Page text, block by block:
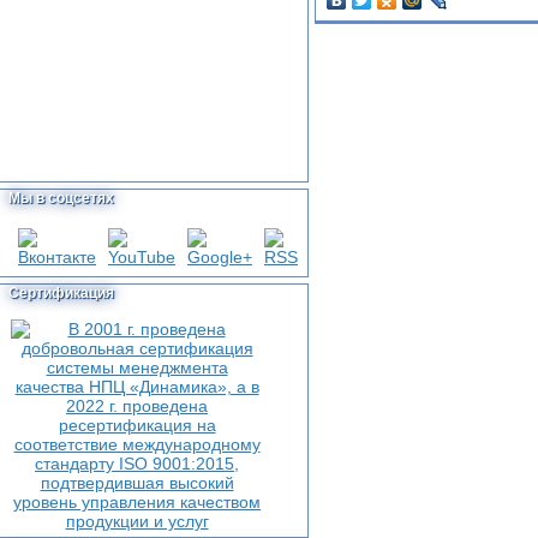
Мы в соцсетях
Сертификация